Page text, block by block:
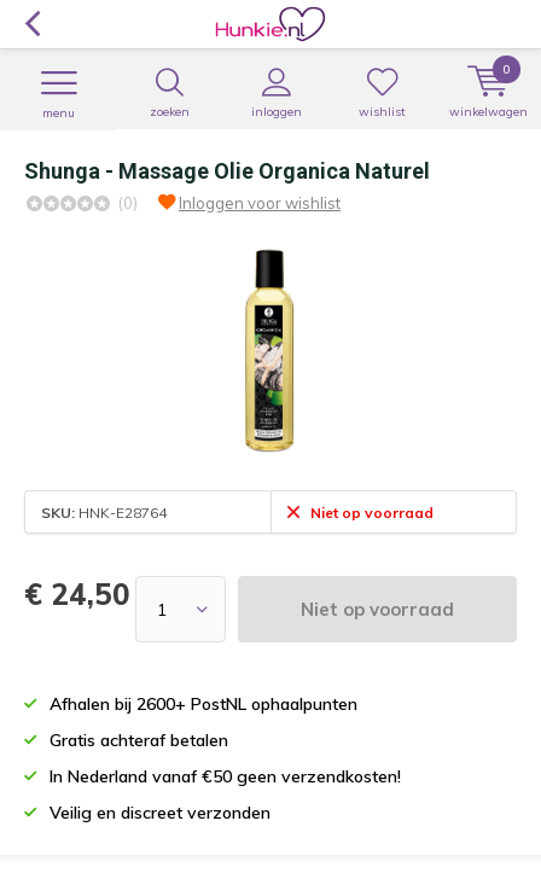
zoeken inloggen
menu wishlist winkelwagen
0
Shunga - Massage Olie Organica Naturel
(0) Inloggen voor wishlist
SKU: HNK-E28764 Niet op voorraad
€ 24,50 Niet op voorraad
Afhalen bij 2600+ PostNL ophaalpunten
Gratis achteraf betalen
In Nederland vanaf €50 geen verzendkosten!
Veilig en discreet verzonden